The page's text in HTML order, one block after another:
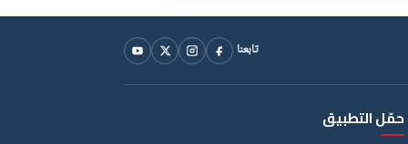
تابعنا
حمّل التطبيق